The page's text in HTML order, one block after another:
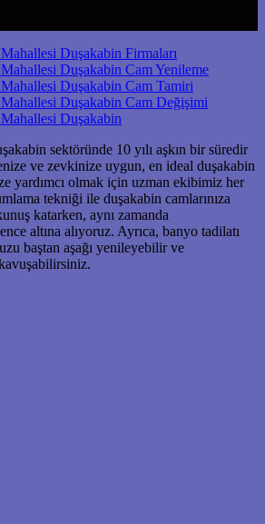
Duşakabin Firmaları
Duşakabin Cam Yenileme
Duşakabin Cam Tamiri
Duşakabin Cam Değişimi
Duşakabin
sektöründe 10 yılı aşkın bir süredir
ve zevkinize uygun, en ideal duşakabin
yardımcı olmak için uzman ekibimiz her
tekniği ile duşakabin camlarınıza
katarken, aynı zamanda
altına alıyoruz. Ayrıca, banyo tadilatı
baştan aşağı yenileyebilir ve